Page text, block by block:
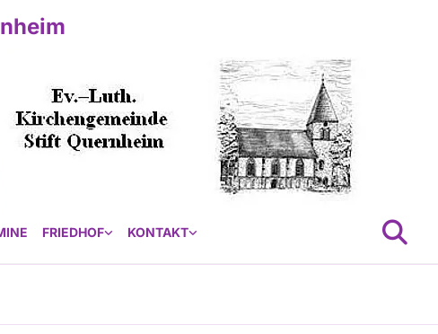
FRIEDHOF KONTAKT